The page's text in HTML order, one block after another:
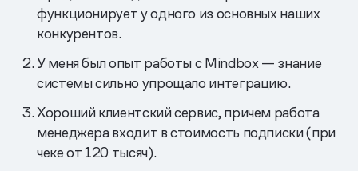
функционирует у одного из основных наших
конкурентов.
У меня был опыт работы с Mindbox — знание
системы сильно упрощало интеграцию.
Хороший клиентский сервис, причем работа
менеджера входит в стоимость подписки (при
чеке от 120 тысяч).